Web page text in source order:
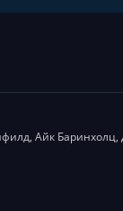
Айк Баринхолц,